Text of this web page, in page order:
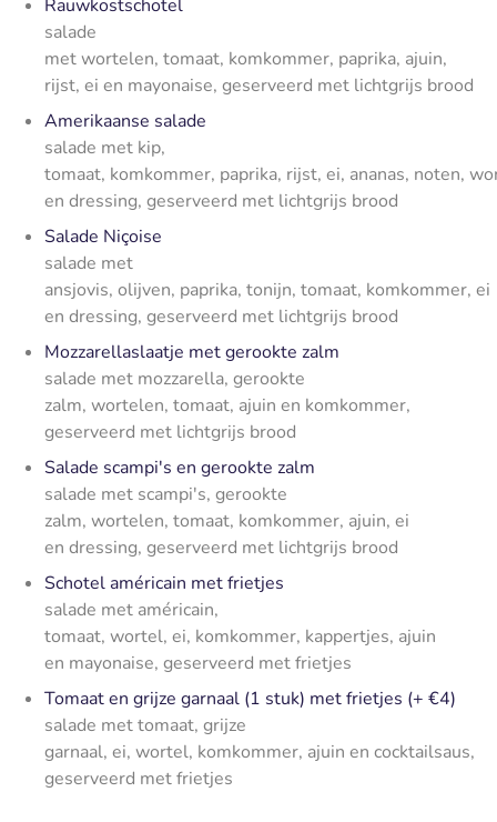
Rauwkostschotel
salade
met wortelen, tomaat, komkommer, paprika, ajuin,
rijst, ei en mayonaise, geserveerd met lichtgrijs brood
Amerikaanse salade
salade met kip,
tomaat, komkommer, paprika, rijst, ei, ananas, noten,
en dressing, geserveerd met lichtgrijs brood
Salade Niçoise
salade met
ansjovis, olijven, paprika, tonijn, tomaat, komkommer, ei
en dressing, geserveerd met lichtgrijs brood
Mozzarellaslaatje met gerookte zalm
salade met mozzarella, gerookte
zalm, wortelen, tomaat, ajuin en komkommer,
geserveerd met lichtgrijs brood
Salade scampi's en gerookte zalm
salade met scampi's, gerookte
zalm, wortelen, tomaat, komkommer, ajuin, ei
en dressing, geserveerd met lichtgrijs brood
Schotel américain met frietjes
salade met américain,
tomaat, wortel, ei, komkommer, kappertjes, ajuin
en mayonaise, geserveerd met frietjes
Tomaat en grijze garnaal (1 stuk) met frietjes (+ €4)
salade met tomaat, grijze
garnaal, ei, wortel, komkommer, ajuin en cocktailsaus,
geserveerd met frietjes